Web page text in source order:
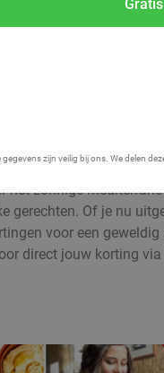
zijn veilig bij ons. We delen
zonnige
Of je nu
voor een
direct jouw korting